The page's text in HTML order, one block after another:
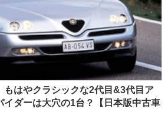
はやクラシックな2代目&3代目ア
イダーは大穴の1台？【日本版中古車